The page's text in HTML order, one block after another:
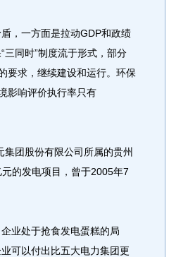
，一方面是拉动GDP和政绩
三同时”制度流于形式，部分
要求，继续建设和运行。环保
影响评价执行率只有
团股份有限公司所属的贵州
的发电项目，曾于2005年7
业处于抢食发电蛋糕的局
可以付出比五大电力集团更